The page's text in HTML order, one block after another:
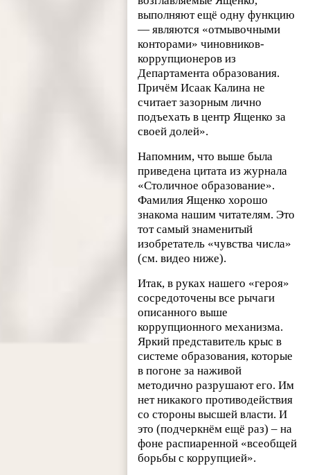
выполняют ещё одну функцию
— являются «отмывочными
конторами» чиновников-
коррупционеров из
Департамента образования.
Причём Исаак Калина не
считает зазорным лично
подъехать в центр Ященко за
своей долей».
Напомним, что выше была
приведена цитата из журнала
«Столичное образование».
Фамилия Ященко хорошо
знакома нашим читателям. Это
тот самый знаменитый
изобретатель «чувства числа»
(см. видео ниже).
Итак, в руках нашего «героя»
сосредоточены все рычаги
описанного выше
коррупционного механизма.
Яркий представитель крыс в
системе образования, которые
в погоне за наживой
методично разрушают его. Им
нет никакого противодействия
со стороны высшей власти. И
это (подчеркнём ещё раз) – на
фоне распиаренной «всеобщей
борьбы с коррупцией».